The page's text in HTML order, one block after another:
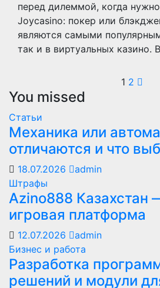
перед дилеммой, когда
Joycasino: покер или
являются самыми
так и в виртуальных казино.
1 2
You missed
Статьи
Механика или
отличаются и что
18.07.2026
admin
Штрафы
Azino888 Казахстан
игровая платформа
12.07.2026
admin
Бизнес и работа
Разработка
решений и модули